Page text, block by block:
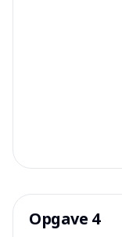
Opgave 4